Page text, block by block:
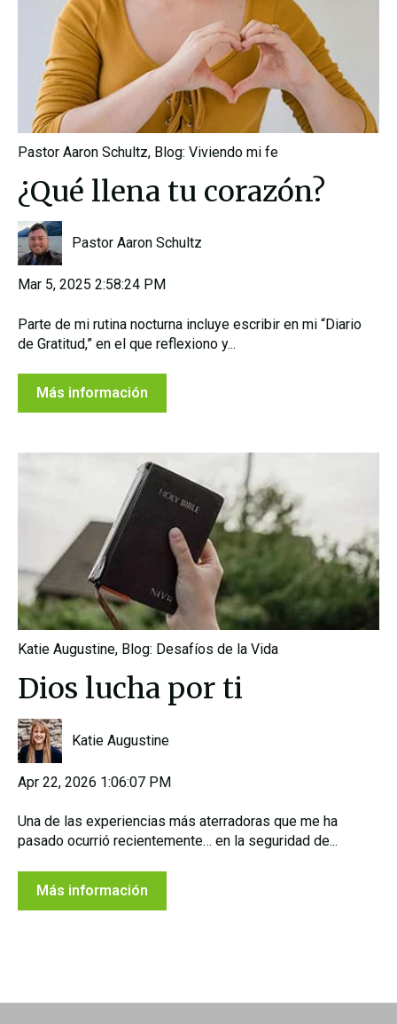
Pastor Aaron Schultz, Blog: Viviendo mi fe
¿Qué llena tu corazón?
Pastor Aaron Schultz
Mar 5, 2025 2:58:24 PM
Parte de mi rutina nocturna incluye escribir en mi “Diario
de Gratitud,” en el que reflexiono y...
Más información
Katie Augustine, Blog: Desafíos de la Vida
Dios lucha por ti
Katie Augustine
Apr 22, 2026 1:06:07 PM
Una de las experiencias más aterradoras que me ha
pasado ocurrió recientemente… en la seguridad de...
Más información